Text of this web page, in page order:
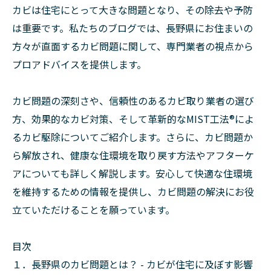
カビは住宅にとって大きな問題となり、その除去や予防
は重要です。私たちのブログでは、長野県にお住まいの
方々が直面するカビ問題に関して、専門業者の視点から
プロアドバイスを提供します。
カビ問題の深刻さや、信頼性のあるカビ取り業者の選び
方、効果的なカビ対策、そして革新的なMIST工法®によ
るカビ駆除についてご紹介します。さらに、カビ問題か
ら解放され、健康な住環境を取り戻す方法やアフターケ
アについても詳しく解説します。安心して快適な住環境
を維持するための情報を提供し、カビ問題の解決にお役
立ていただけることを願っています。
目次
１．長野県のカビ問題とは？ - カビが住宅に及ぼす影響